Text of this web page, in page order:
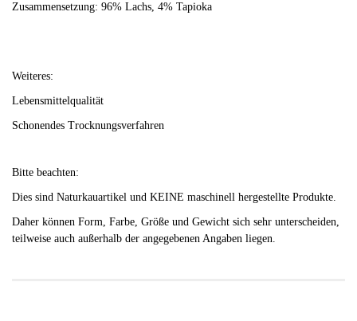
Zusammensetzung: 96% Lachs, 4% Tapioka
Weiteres:
Lebensmittelqualität
Schonendes Trocknungsverfahren
Bitte beachten:
Dies sind Naturkauartikel und KEINE maschinell hergestellte Produkte.
Daher können Form, Farbe, Größe und Gewicht sich sehr unterscheiden,
teilweise auch außerhalb der angegebenen Angaben liegen.